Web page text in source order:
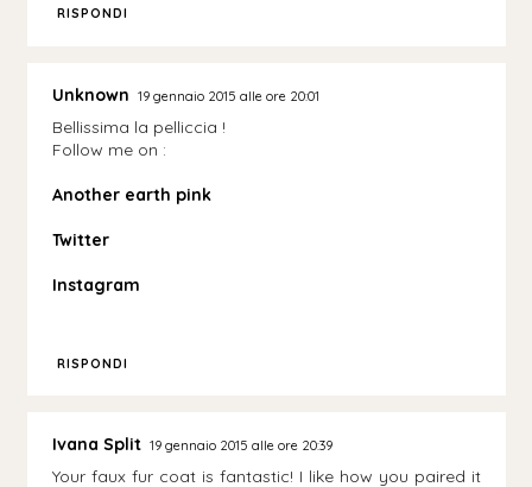
RISPONDI
Unknown 19 gennaio 2015 alle ore 20:01
Bellissima la pelliccia !
Follow me on :
Another earth pink
Twitter
Instagram
RISPONDI
Ivana Split 19 gennaio 2015 alle ore 20:39
Your faux fur coat is fantastic! I like how you paired it